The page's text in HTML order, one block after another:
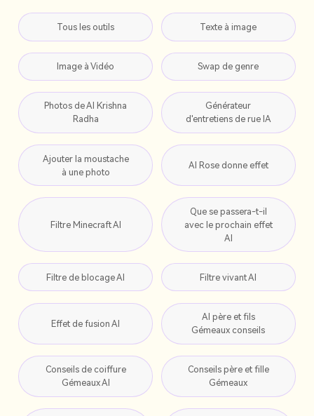
Tous les outils Texte à image
Image à Vidéo Swap de genre
Photos de AI Krishna
Radha
Générateur
d'entretiens de rue IA
Ajouter la moustache
à une photo
AI Rose donne effet
Filtre Minecraft AI
Que se passera-t-il
avec le prochain effet
AI
Filtre de blocage AI Filtre vivant AI
Effet de fusion AI
AI père et fils
Gémeaux conseils
Conseils de coiffure
Gémeaux AI
Conseils père et fille
Gémeaux